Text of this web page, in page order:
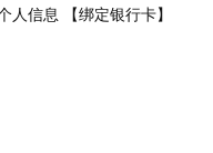
信息 【绑定银行卡】